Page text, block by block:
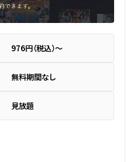
976円（税込）～
無料期間なし
見放題